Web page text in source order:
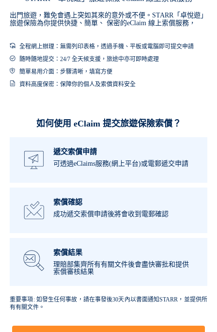
出門旅遊，難免會遇上突如其來的意外或不便。STARR「卓悅遊」
旅遊保險為你提供快捷、簡單、 保密的eClaim 線上索償服務，
全程網上辦理：無需列印表格，透過手機、平板或電腦即可提交申請
隨時隨地提交：24/7 全天候支援，旅途中亦可即時處理
簡單易用介面：步驟清晰，填寫方便
資料高度保密：保障你的個人及索償資料安全
如何使用 eClaim 提交旅遊保險索償？
遞交索償申請
可透過eClaims服務(網上平台)或電郵遞交申請
索償確認
成功遞交索償申請後將會收到電郵確認
索償結果
理賠部集齊所有有關文件後會盡快審批和提供
索償審核結果
重要事項: 如發生任何事故，請在事發後30天內以書面通知STARR，並提供所
有有關文件。